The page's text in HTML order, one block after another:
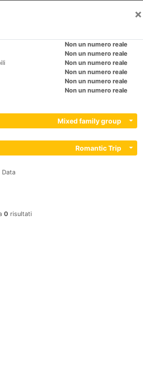
×
Non un numero reale
Non un numero reale
Non un numero reale
Non un numero reale
Non un numero reale
Non un numero reale
Mixed family group
Romantic Trip
Data
0 risultati
Hotel & Spa